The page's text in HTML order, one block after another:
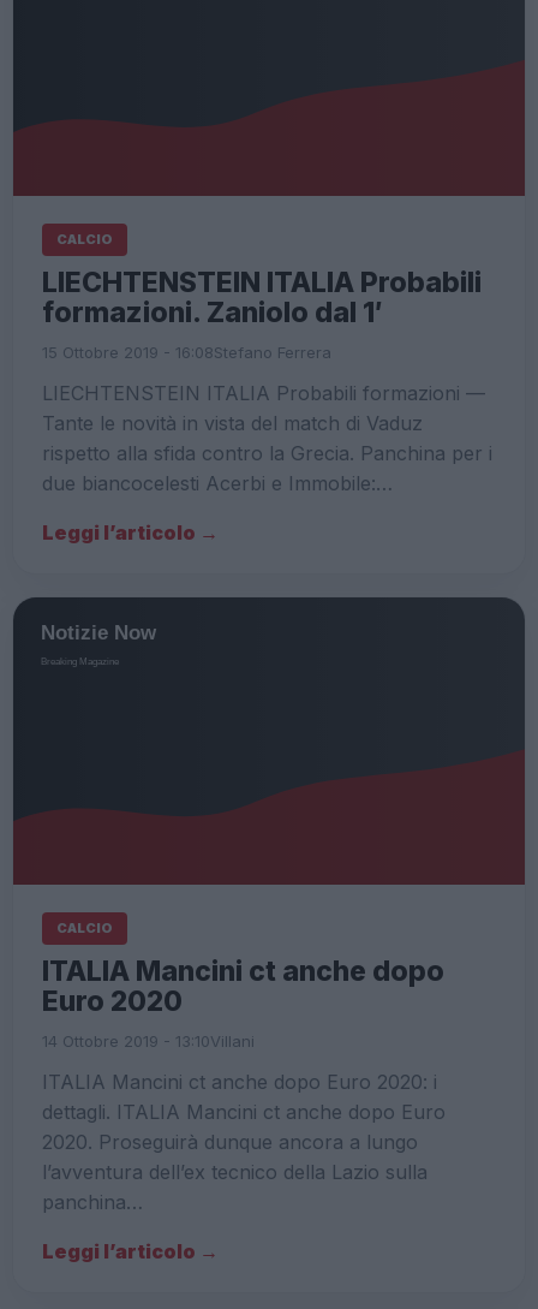
CALCIO
LIECHTENSTEIN ITALIA Probabili
formazioni. Zaniolo dal 1′
15 Ottobre 2019 - 16:08Stefano Ferrera
LIECHTENSTEIN ITALIA Probabili formazioni —
Tante le novità in vista del match di Vaduz
rispetto alla sfida contro la Grecia. Panchina per i
due biancocelesti Acerbi e Immobile:…
Leggi l’articolo →
CALCIO
ITALIA Mancini ct anche dopo
Euro 2020
14 Ottobre 2019 - 13:10Villani
ITALIA Mancini ct anche dopo Euro 2020: i
dettagli. ITALIA Mancini ct anche dopo Euro
2020. Proseguirà dunque ancora a lungo
l’avventura dell’ex tecnico della Lazio sulla
panchina…
Leggi l’articolo →